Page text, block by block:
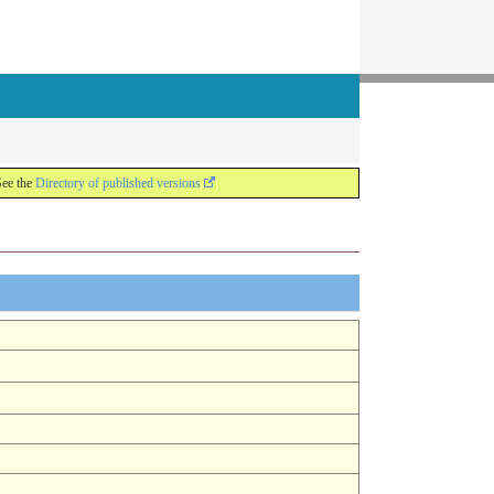
the Directory of published versions